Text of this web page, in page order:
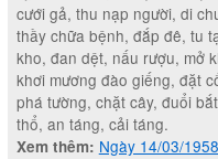
cưới gả, thu nạp người, di
thầy chữa bệnh, đắp đê, tu
kho, đan dệt, nấu rượu, mở
khơi mương đào giếng, đặt
phá tường, chặt cây, đuổi
thổ, an táng, cải táng.
Xem thêm: Ngày 14/03/1958